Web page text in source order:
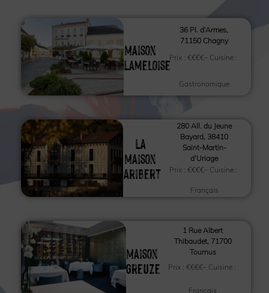
Maison
Lameloise
36 Pl. d’Armes,
71150 Chagny
Prix : €€€€– Cuisine :
Gastronomique
La
Maison
Aribert
280 All. du Jeune
Bayard, 38410
Saint-Martin-
d’Uriage
Prix :€€€€– Cuisine :
Français
Maison
Greuze
1 Rue Albert
Thibaudet, 71700
Tournus
Prix : €€€€– Cuisine :
Français